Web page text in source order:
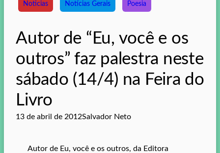
Noticias Notícias Gerais Poesia
Autor de “Eu, você e os
outros” faz palestra neste
sábado (14/4) na Feira do
Livro
13 de abril de 2012Salvador Neto
Autor de Eu, você e os outros, da Editora